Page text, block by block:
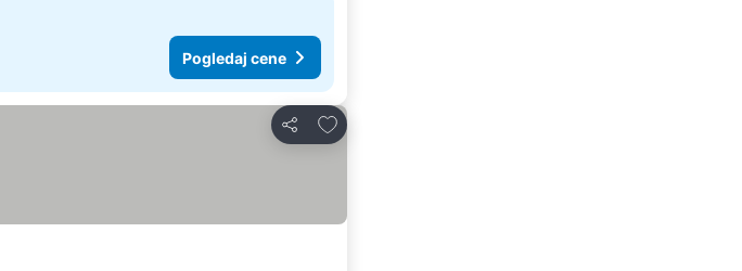
Pogledaj cene
Deli
Dodati u favorite